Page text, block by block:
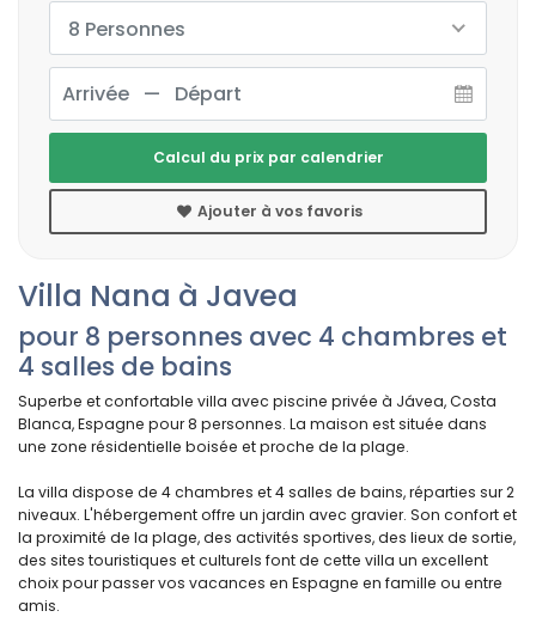
Villa Nana à Javea
pour 8 personnes avec 4 chambres et
4 salles de bains
Superbe et confortable villa avec piscine privée à Jávea, Costa
Blanca, Espagne pour 8 personnes. La maison est située dans
une zone résidentielle boisée et proche de la plage.
La villa dispose de 4 chambres et 4 salles de bains, réparties sur 2
niveaux. L'hébergement offre un jardin avec gravier. Son confort et
la proximité de la plage, des activités sportives, des lieux de sortie,
des sites touristiques et culturels font de cette villa un excellent
choix pour passer vos vacances en Espagne en famille ou entre
amis.
8 Personnes
Calcul du prix par calendrier
Ajouter à vos favoris